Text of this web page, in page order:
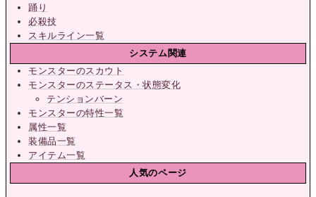
踊り
必殺技
スキルライン一覧
システム関連
モンスターのスカウト
モンスターのステータス・状態変化
テンションバーン
モンスターの特性一覧
属性一覧
装備品一覧
アイテム一覧
人気のページ